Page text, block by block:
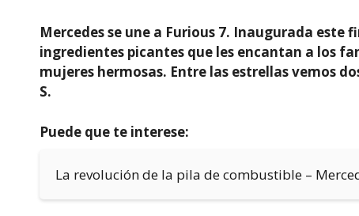
Mercedes se une a Furious 7. Inaugurada
ingredientes picantes que les encantan a los
mujeres hermosas. Entre las estrellas vemos
S.
Puede que te interese:
La revolución de la pila de combustible –